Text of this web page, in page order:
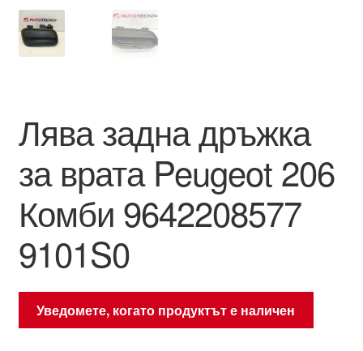
Правила и условия
Разгледайте
Транспорт
Лява задна дръжка
за врата Peugeot 206
Комби 9642208577
9101S0
Уведомете, когато продуктът е наличен